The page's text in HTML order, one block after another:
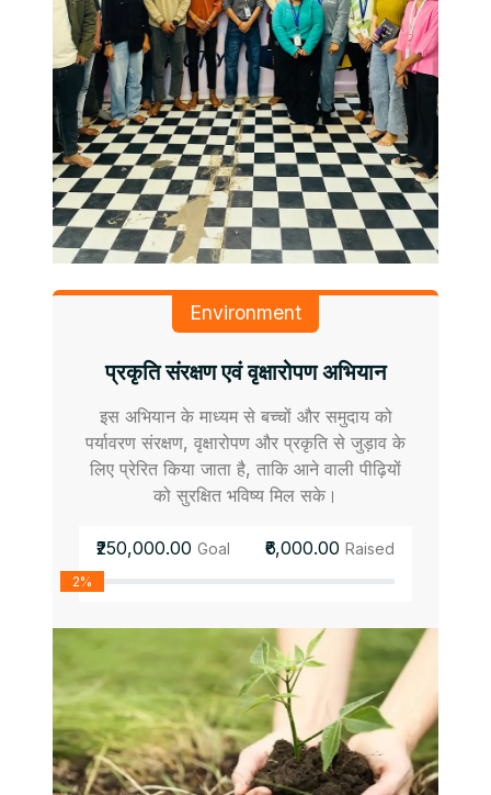
Environment
प्रकृति संरक्षण एवं वृक्षारोपण अभियान
इस अभियान के माध्यम से बच्चों और समुदाय को
पर्यावरण संरक्षण, वृक्षारोपण और प्रकृति से जुड़ाव के
लिए प्रेरित किया जाता है, ताकि आने वाली पीढ़ियों
को सुरक्षित भविष्य मिल सके।
₹250,000.00 Goal ₹6,000.00 Raised
2%